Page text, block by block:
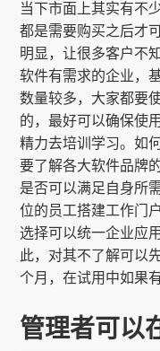
当下市面上其实有不
都是需要购买之后才
明显，让很多客户不
软件有需求的企业，
数量较多，大家都要
的，最好可以确保使
精力去培训学习。如
要了解各大软件品牌
是否可以满足自身所
位的员工搭建工作门
选择可以统一企业应
此，对其不了解可以
个月，在试用中如果
管理者可以